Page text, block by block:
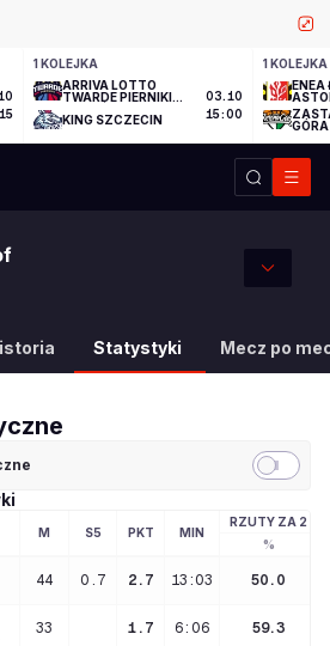
1 KOLEJKA
ARRIVA LOTTO
TWARDE PIERNIKI
KING SZCZECIN
03.10
15:00
1 KOLEJKA
ENEA
GÓRA
Statystyki Mecz po
M S5 PKT MIN
RZUTY ZA 2
%
44 0.7 2.7 13:03 50.0
33 1.7 6:06 59.3